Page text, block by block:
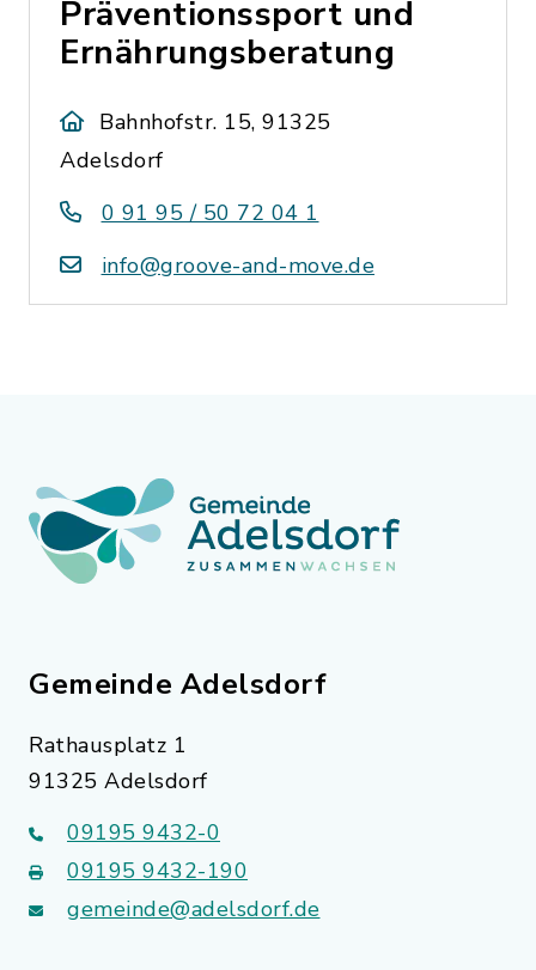
Präventionssport und
Ernährungsberatung
Bahnhofstr. 15, 91325
Adelsdorf
0 91 95 / 50 72 04 1
info@groove-and-move.de
Gemeinde Adelsdorf
Rathausplatz 1
91325 Adelsdorf
09195 9432-0
09195 9432-190
gemeinde@adelsdorf.de